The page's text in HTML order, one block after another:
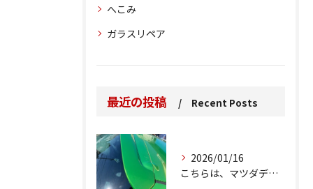
へこみ
ガラスリペア
最近の投稿 Recent Posts
2026/01/16
こちらは、マツダデミオのゲートのルーフスポイラーで、経年劣化...